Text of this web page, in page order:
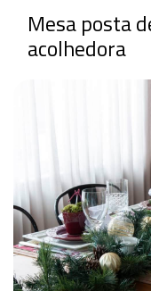
Mesa posta
acolhedora